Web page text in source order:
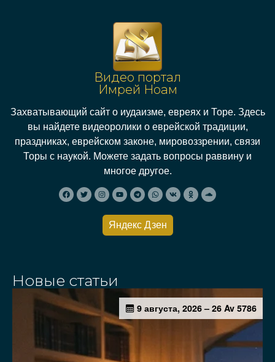
Видео портал
Имрей Ноам
Захватывающий сайт о иудаизме, евреях и Торе. Здесь
вы найдете видеоролики о еврейской традиции,
праздниках, еврейском законе, мировоззрении, связи
Торы с наукой. Можете задать вопросы раввину и
многое другое.
Яндекс Дзен
Новые статьи